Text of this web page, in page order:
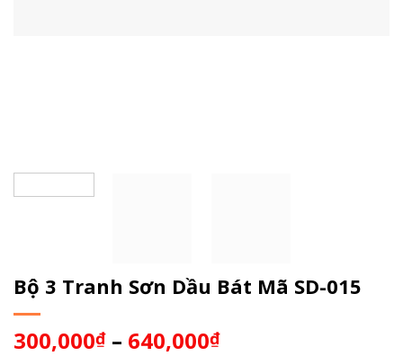
Bộ 3 Tranh Sơn Dầu Bát Mã SD-015
300,000₫ – 640,000₫